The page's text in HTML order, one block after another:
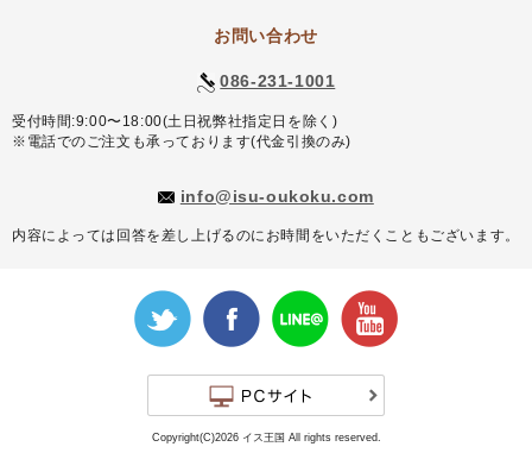
お問い合わせ
086-231-1001
受付時間:9:00〜18:00(土日祝弊社指定日を除く)
※電話でのご注文も承っております(代金引換のみ)
info@isu-oukoku.com
内容によっては回答を差し上げるのにお時間をいただくこともございます。
Copyright(C)2026 イス王国 All rights reserved.